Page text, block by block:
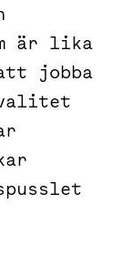
är lika
jobba